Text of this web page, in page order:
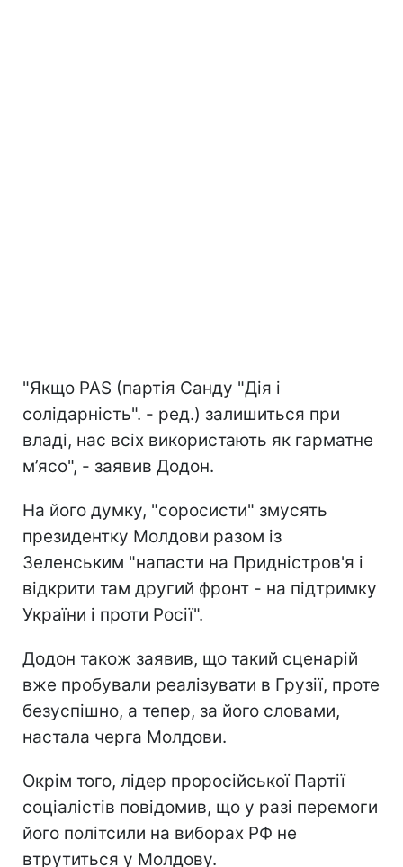
"Якщо PAS (партія Санду "Дія і
солідарність". - ред.) залишиться при
владі, нас всіх використають як гарматне
м’ясо", - заявив Додон.
На його думку, "соросисти" змусять
президентку Молдови разом із
Зеленським "напасти на Придністров'я і
відкрити там другий фронт - на підтримку
України і проти Росії".
Додон також заявив, що такий сценарій
вже пробували реалізувати в Грузії, проте
безуспішно, а тепер, за його словами,
настала черга Молдови.
Окрім того, лідер проросійської Партії
соціалістів повідомив, що у разі перемоги
його політсили на виборах РФ не
втрутиться у Молдову.